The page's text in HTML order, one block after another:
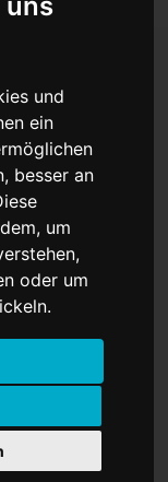
und
ein
besser an
um
oder um
in